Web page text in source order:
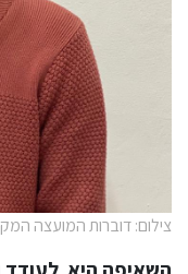
צילום: דוברות המועצה